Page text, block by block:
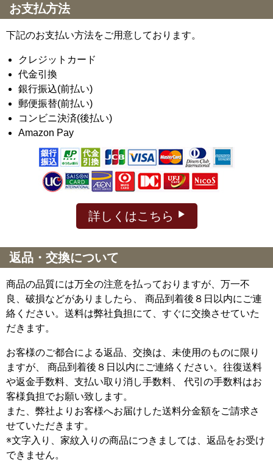
お支払方法
下記のお支払い方法をご用意しております。
クレジットカード
代金引換
銀行振込(前払い)
郵便振替(前払い)
コンビニ決済(後払い)
Amazon Pay
詳しくはこちら
返品・交換について
商品の品質には万全の注意を払っておりますが、万一不
良、破損などがありましたら、 商品到着後８日以内にご連
絡ください。送料は弊社負担にて、すぐに交換させていた
だきます。
お客様のご都合による返品、交換は、未使用のものに限り
ますが、
商品到着後８日以内にご連絡ください。往復送料
や返金手数料、支払い取り消し手数料、 代引の手数料はお
客様負担でお願い致します。
また、弊社よりお客様へお届けした送料分金額をご請求さ
せていただきます。
※文字入り、家紋入りの商品につきましては、返品をお受け
できません。